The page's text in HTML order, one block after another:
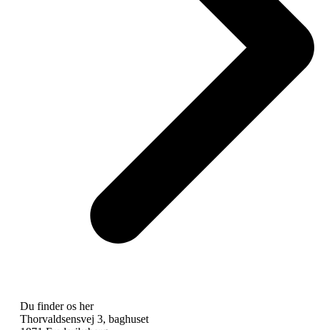
Du finder os her
Thorvaldsensvej 3, baghuset